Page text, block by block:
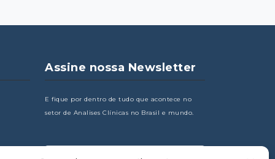
Assine nossa Newsletter
E fique por dentro de tudo que acontece no
setor de Analises Clínicas no Brasil e mundo.